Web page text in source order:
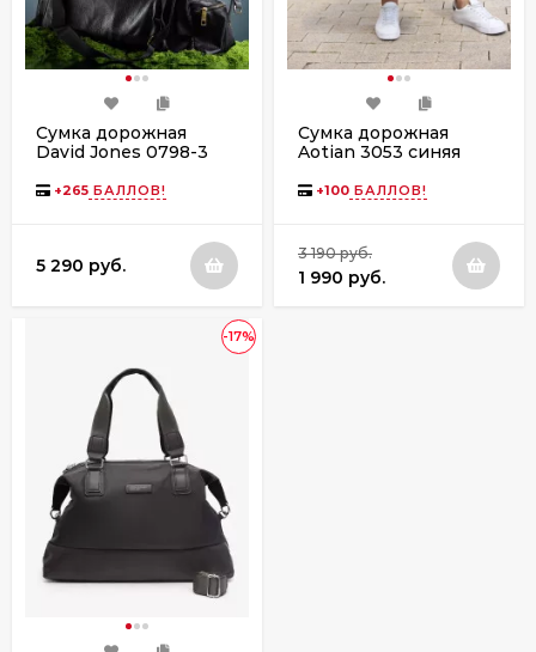
Сумка дорожная
David Jones 0798-3
+265 БАЛЛОВ!
5 290 руб.
Сумка дорожная
Aotian 3053 синяя
+100 БАЛЛОВ!
3 190 руб.
1 990 руб.
-17%